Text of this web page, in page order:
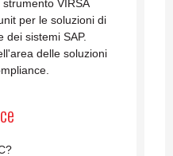
VIRSA
per le soluzioni di
dei sistemi SAP.
delle soluzioni